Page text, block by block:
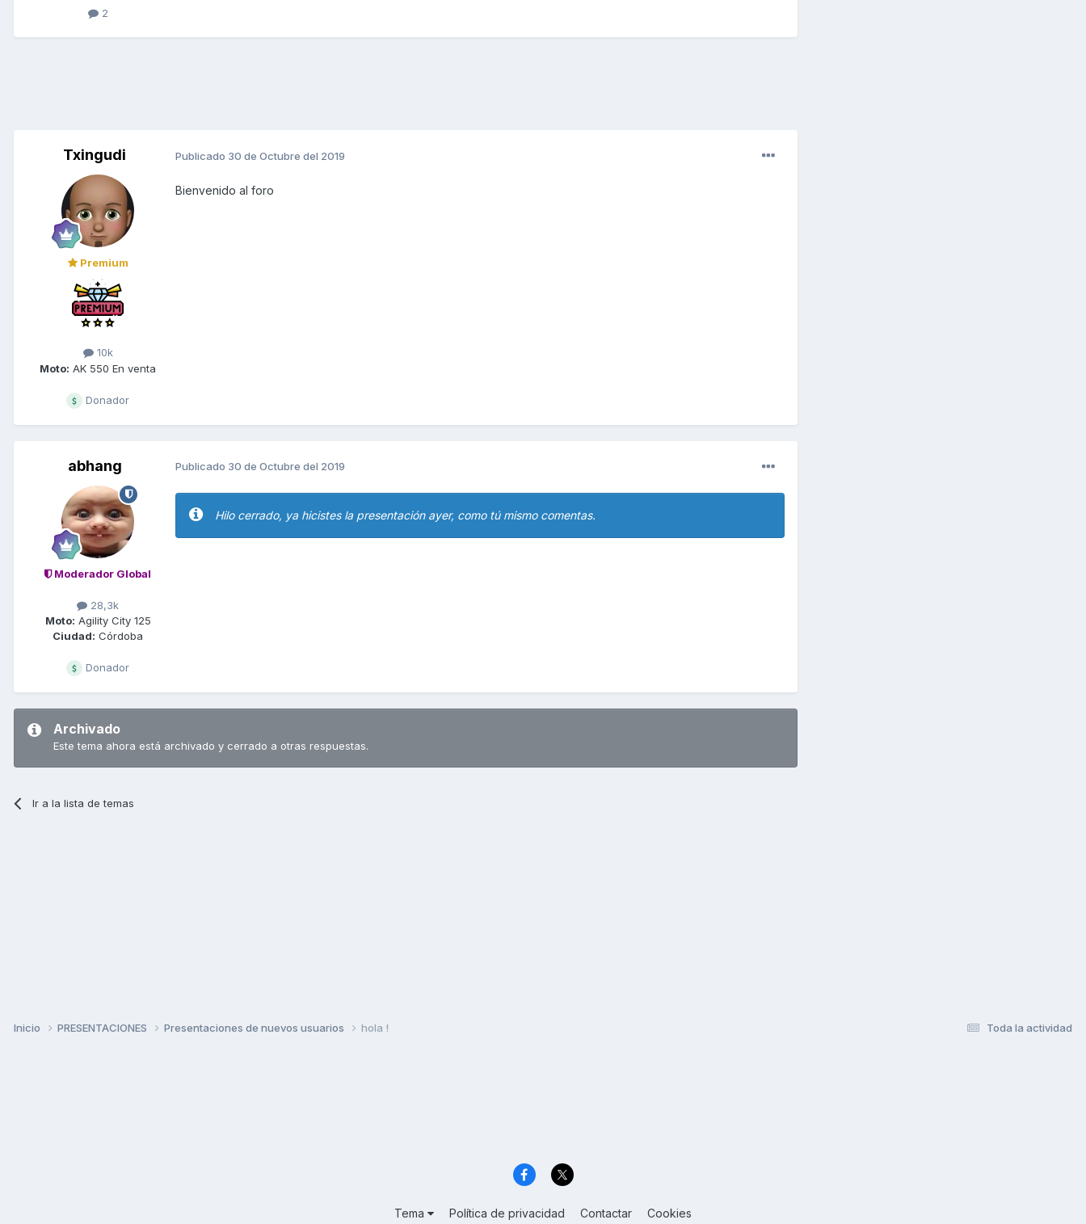
2
Txingudi
Premium
10k
Moto: AK 550 En venta
Donador
Publicado 30 de Octubre del 2019
Bienvenido al foro
abhang
Moderador Global
28,3k
Moto: Agility City 125
Ciudad: Córdoba
Donador
Publicado 30 de Octubre del 2019
Hilo cerrado, ya hicistes la presentación ayer, como tú mismo comentas.
Archivado
Este tema ahora está archivado y cerrado a otras respuestas.
Ir a la lista de temas
Toda la actividad
Inicio PRESENTACIONES Presentaciones de nuevos usuarios hola !
Tema Política de privacidad Contactar Cookies